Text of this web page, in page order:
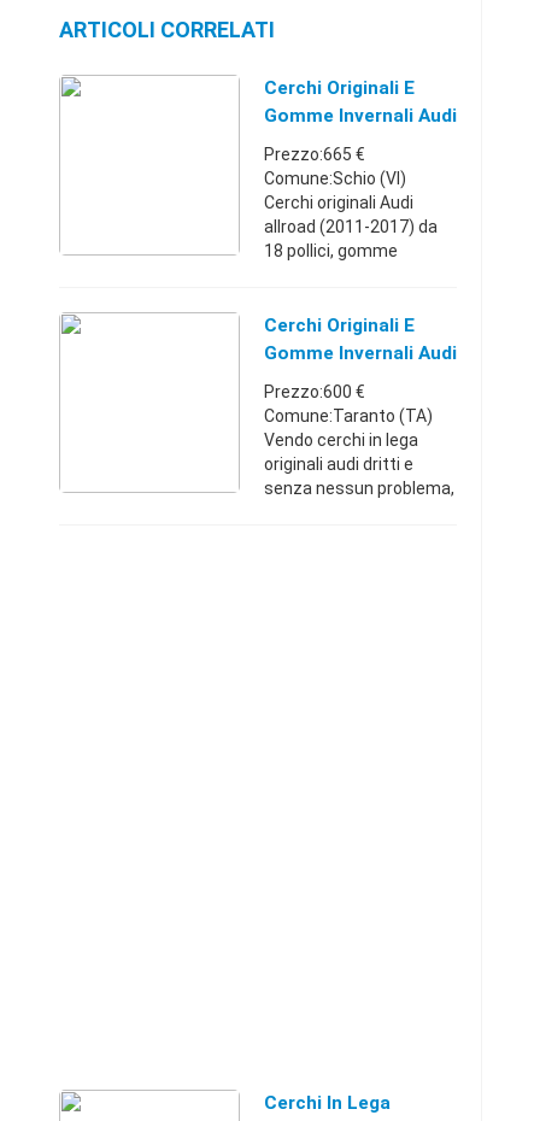
ARTICOLI CORRELATI
Cerchi Originali E
Gomme Invernali Audi
A6 Allroad
Prezzo:665 €
Comune:Schio (VI)
Cerchi originali Audi
allroad (2011-2017) da
18 pollici, gomme
battistrada
85%Veneto3353316336
Cerchi Originali E
Gomme Invernali Audi
A4
Prezzo:600 €
Comune:Taranto (TA)
Vendo cerchi in lega
originali audi dritti e
senza nessun problema,
Cerchi In Lega